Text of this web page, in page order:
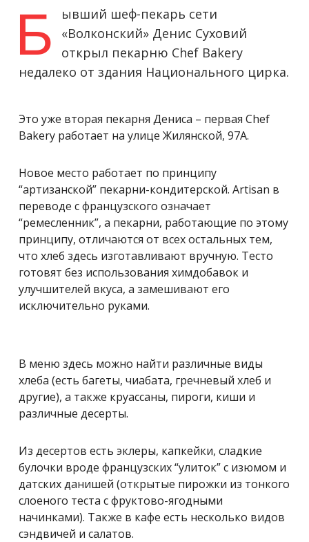
Б
ывший шеф-пекарь сети
«Волконский» Денис Суховий
открыл пекарню Chef Bakery
недалеко от здания Национального цирка.
Это уже вторая пекарня Дениса – первая Chef
Bakery работает на улице Жилянской, 97А.
Новое место работает по принципу
“артизанской” пекарни-кондитерской. Аrtisan в
переводе с французского означает
“ремесленник”, а пекарни, работающие по этому
принципу, отличаются от всех остальных тем,
что хлеб здесь изготавливают вручную. Тесто
готовят без использования химдобавок и
улучшителей вкуса, а замешивают его
исключительно руками.
В меню здесь можно найти различные виды
хлеба (есть багеты, чиабата, гречневый хлеб и
другие), а также круассаны, пироги, киши и
различные десерты.
Из десертов есть эклеры, капкейки, сладкие
булочки вроде французских “улиток” с изюмом и
датских данишей (открытые пирожки из тонкого
слоеного теста с фруктово-ягодными
начинками). Также в кафе есть несколько видов
сэндвичей и салатов.